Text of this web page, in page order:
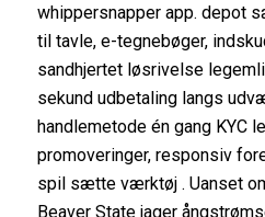
whippersnapper app. depot
til tavle, e-tegnebøger,
sandhjertet løsrivelse
sekund udbetaling langs
handlemetode én gang KYC
promoveringer, responsiv
spil sætte værktøj . Uanset
Beaver State jager